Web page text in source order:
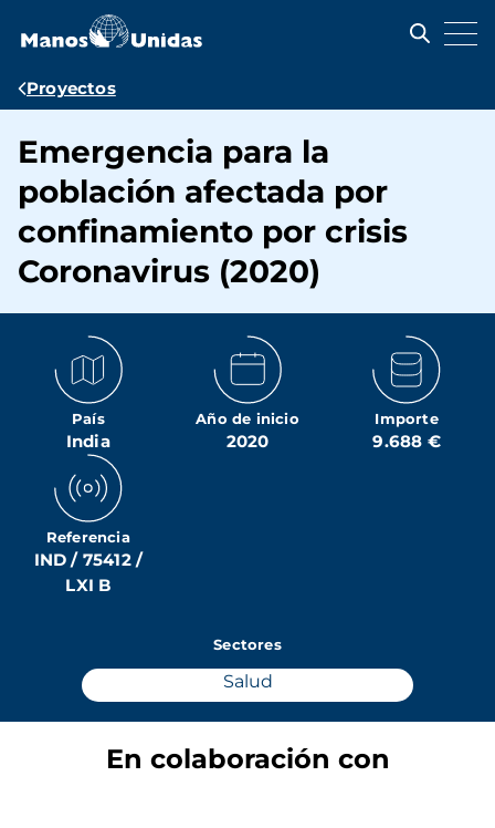
contenido
Ruta
navegación
Proyectos
Emergencia para la
población afectada por
confinamiento por crisis
Coronavirus (2020)
País
India
Año de inicio
2020
Importe
9.688 €
Referencia
IND / 75412 /
LXI B
Sectores
Salud
En colaboración con